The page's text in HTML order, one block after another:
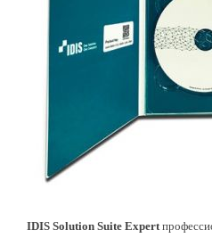
IDIS Solution Suite Expert